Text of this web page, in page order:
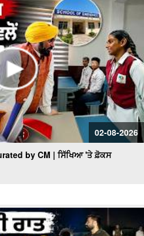
02-08-2026
by CM | ਸਿੱਖਿਆ 'ਤੇ ਫ਼ੋਕਸ